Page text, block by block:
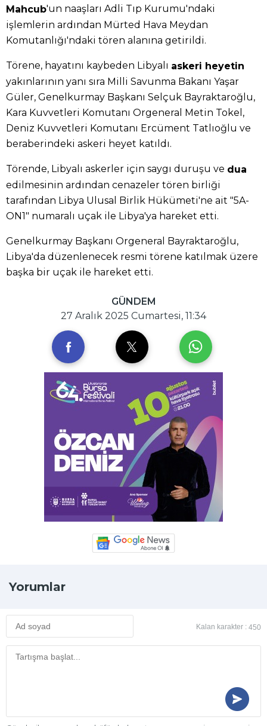
Mahcub'un naaşları Adli Tıp Kurumu'ndaki
işlemlerin ardından Mürted Hava Meydan
Komutanlığı'ndaki tören alanına getirildi.
Törene, hayatını kaybeden Libyalı askeri heyetin
yakınlarının yanı sıra Milli Savunma Bakanı Yaşar
Güler, Genelkurmay Başkanı Selçuk Bayraktaroğlu,
Kara Kuvvetleri Komutanı Orgeneral Metin Tokel,
Deniz Kuvvetleri Komutanı Ercüment Tatlıoğlu ve
beraberindeki askeri heyet katıldı.
Törende, Libyalı askerler için saygı duruşu ve dua
edilmesinin ardından cenazeler tören birliği
tarafından Libya Ulusal Birlik Hükümeti'ne ait "5A-
ON1" numaralı uçak ile Libya'ya hareket etti.
Genelkurmay Başkanı Orgeneral Bayraktaroğlu,
Libya'da düzenlenecek resmi törene katılmak üzere
başka bir uçak ile hareket etti.
GÜNDEM
27 Aralık 2025 Cumartesi, 11:34
Yorumlar
Kalan karakter : 450